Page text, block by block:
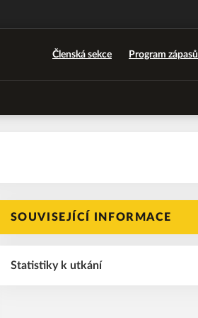
Členská sekce Program zápasů
SOUVISEJÍCÍ INFORMACE
Statistiky k utkání